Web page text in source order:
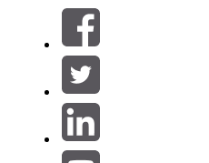
Filter (0)
VÄLJ FILTER
Produktområde